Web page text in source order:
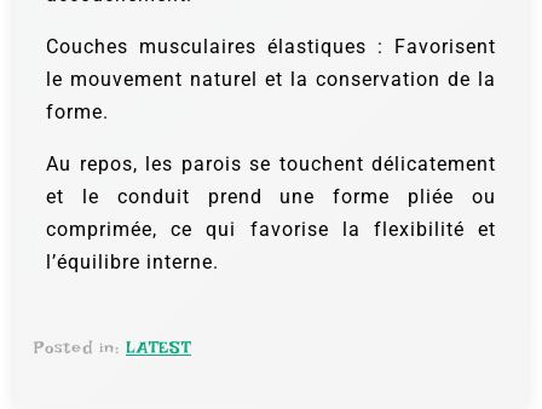
Couches musculaires élastiques : Favorisent
le mouvement naturel et la conservation de la
forme.
Au repos, les parois se touchent délicatement
et le conduit prend une forme pliée ou
comprimée, ce qui favorise la flexibilité et
l’équilibre interne.
Posted in: LATEST